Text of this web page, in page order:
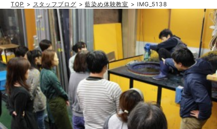
TOP > スタッフブログ >藍染め体験教室 > IMG_5138